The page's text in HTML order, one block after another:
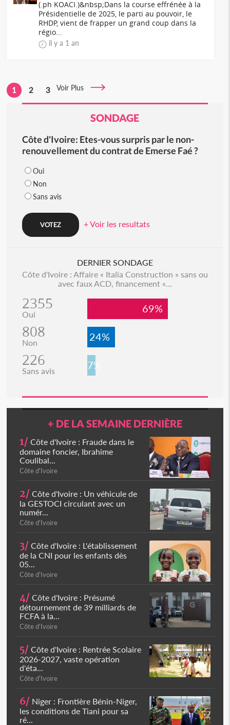
(.ph KOACI.)&nbsp;Dans la course effrénée à la
Présidentielle de 2025, le parti au pouvoir, le
RHDP, vient de frapper un grand coup dans la
régio...
il y a 1 an
1 2 3 Voir Plus
SONDAGE
Côte d'Ivoire: Etes-vous surpris par le non-
renouvellement du contrat de Emerse Faé ?
Oui
Non
Sans avis
+ Voir les resultats
DERNIER SONDAGE
Côte d'Ivoire : Affaire « Italia Construction » sans ou
avec faux ACD, financement «...
2355
Oui 69%
808
Non 24%
226
Sans avis 7%
+ DE LA SEMAINE DERNIÈRE
1/ Côte d'Ivoire : Fraude dans le
domaine foncier, Ibrahime
Coulibal...
Côte d'Ivoire
2/ Côte d'Ivoire : Un véhicule de
la GESTOCI circulant avec un
numér...
Côte d'Ivoire
3/ Côte d'Ivoire : L'établissement
de la CNI pour les enfants dès
05...
Côte d'Ivoire
4/ Côte d'Ivoire : Présumé
détournement de 39 milliards de
FCFA à la...
Côte d'Ivoire
5/ Côte d'Ivoire : Rentrée Scolaire
2026-2027, vaste opération
d'éta...
Côte d'Ivoire
6/ Niger : Frontière Bénin-Niger,
les conditions de Tiani pour sa
ré...